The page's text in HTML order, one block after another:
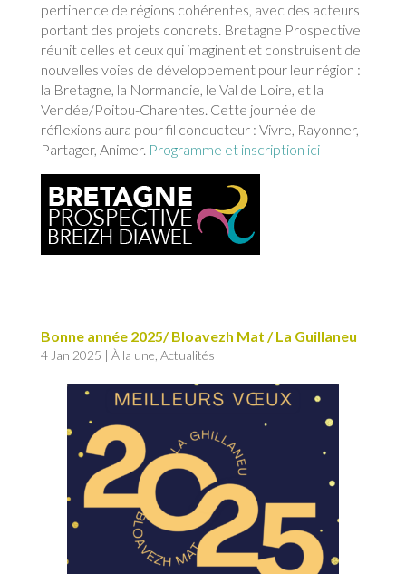
pertinence de régions cohérentes, avec des acteurs
portant des projets concrets. Bretagne Prospective
réunit celles et ceux qui imaginent et construisent de
nouvelles voies de développement pour leur région :
la Bretagne, la Normandie, le Val de Loire, et la
Vendée/Poitou-Charentes. Cette journée de
réflexions aura pour fil conducteur : Vivre, Rayonner,
Partager, Animer. Programme et inscription ici
Bonne année 2025/ Bloavezh Mat / La Guillaneu
4 Jan 2025 | À la une Actualités